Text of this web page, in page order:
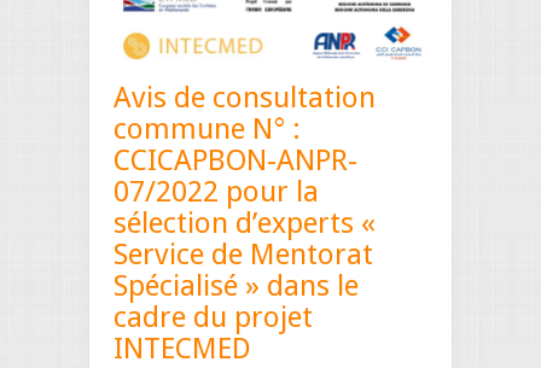
Avis de consultation
commune N° :
CCICAPBON-ANPR-
07/2022 pour la
sélection d’experts «
Service de Mentorat
Spécialisé » dans le
cadre du projet
INTECMED